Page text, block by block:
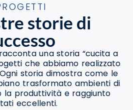
storie di
una storia “cucita a
che abbiamo realizzato
storia dimostra come le
trasformato ambienti di
la produttività e raggiunto
eccellenti.